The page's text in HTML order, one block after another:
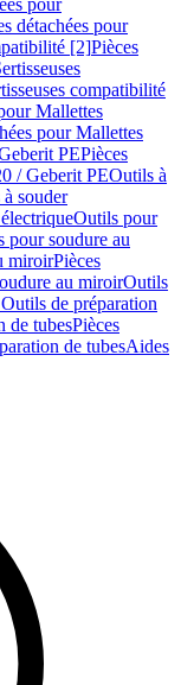
pour
détachées pour
[2]Pièces
compatibilité
Mallettes
pour Mallettes
PEPièces
/ Geberit PEOutils à
souder
Outils pour
pour soudure au
miroirPièces
au miroirOutils
de préparation
de tubesPièces
de tubesAides